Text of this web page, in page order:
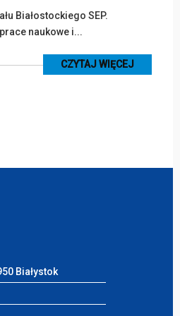
Białostockiego SEP.
naukowe i...
CZYTAJ WIĘCEJ
Białystok